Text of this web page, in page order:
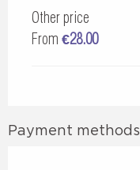
Other price
From €28.00
Payment methods